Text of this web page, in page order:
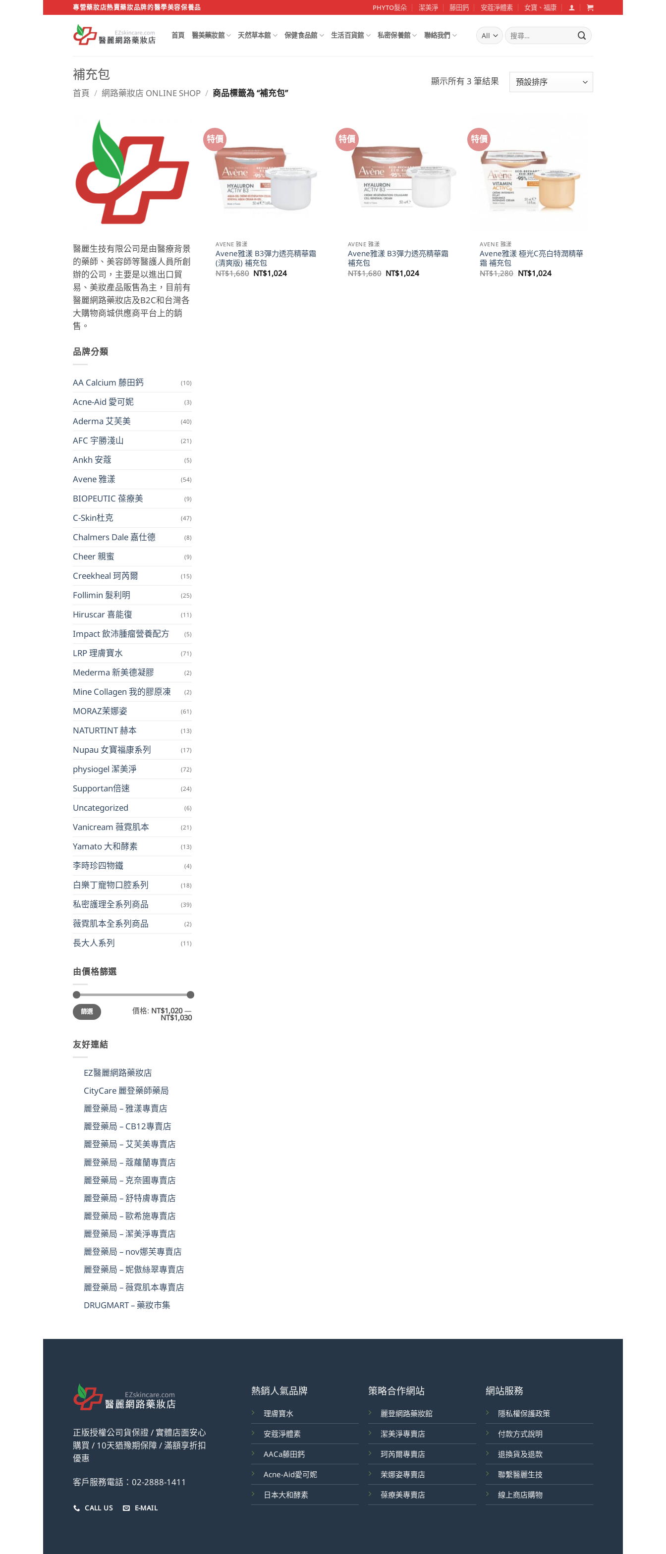
to
專營藥妝店熱賣藥妝品牌的醫學美容保養品 PHYTO髮朵 潔美淨 藤田鈣 安蔻淨體素 女寶、福康
首頁 醫美藥妝館 天然草本館 保健食品館 生活百貨館 私密保養館 聯絡我們
搜
尋
字:
補充包
首頁 / 網路藥妝店 ONLINE SHOP / 商品標籤為 “補充包”
顯示所有 3 筆結果
醫麗生技有限公司是由醫療背景
的藥師、美容師等醫護人員所創
辦的公司，主要是以進出口貿
易、美妝產品販售為主，目前有
醫麗網路藥妝店及B2C和台灣各
大購物商城供應商平台上的銷
售。
品牌分類
AA Calcium 藤田鈣 (10)
Acne-Aid 愛可妮 (3)
Aderma 艾芙美 (40)
AFC 宇勝淺山 (21)
Ankh 安蔻 (5)
Avene 雅漾 (54)
BIOPEUTIC 葆療美 (9)
C-Skin杜克 (47)
Chalmers Dale 嘉仕德 (8)
Cheer 親蜜 (9)
Creekheal 珂芮爾 (15)
Follimin 髮利明 (25)
Hiruscar 喜能復 (11)
Impact 飲沛腫瘤營養配方 (5)
LRP 理膚寶水 (71)
Mederma 新美德凝膠 (2)
Mine Collagen 我的膠原凍 (2)
MORAZ茉娜姿 (61)
NATURTINT 赫本 (13)
Nupau 女寶福康系列 (17)
physiogel 潔美淨 (72)
Supportan倍速 (24)
Uncategorized (6)
Vanicream 薇霓肌本 (21)
Yamato 大和酵素 (13)
李時珍四物鐵 (4)
白樂丁寵物口腔系列 (18)
私密護理全系列商品 (39)
薇霓肌本全系列商品 (2)
長大人系列 (11)
由價格篩選
最
低
價
最
高
價
篩選 價格: NT$1,020—
NT$1,030
友好連結
EZ醫麗網路藥妝店
CityCare 麗登藥師藥局
麗登藥局 – 雅漾專賣店
麗登藥局 – CB12專賣店
麗登藥局 – 艾芙美專賣店
麗登藥局 – 蔻蘿蘭專賣店
麗登藥局 – 克奈圃專賣店
麗登藥局 – 舒特膚專賣店
麗登藥局 – 歐希施專賣店
麗登藥局 – 潔美淨專賣店
麗登藥局 – nov娜芙專賣店
麗登藥局 – 妮傲絲翠專賣店
麗登藥局 – 薇霓肌本專賣店
DRUGMART – 藥妝市集
特價
AVENE 雅漾
Avene雅漾 B3彈力透亮精華霜
(清爽版) 補充包
NT$1,680 原
NT$1,024目
特價
AVENE 雅漾
Avene雅漾 B3彈力透亮精華霜
補充包
NT$1,680 原
NT$1,024目
特價
AVENE 雅漾
Avene雅漾 極光C亮白特潤精華
霜 補充包
NT$1,280 原
NT$1,024目
正版授權公司貨保證 / 實體店面安心
購買 / 10天猶豫期保障 / 滿額享折扣
優惠
客戶服務電話：02-2888-1411
CALL US E-MAIL
熱銷人氣品牌
理膚寶水
安蔻淨體素
AACa藤田鈣
Acne-Aid愛可妮
日本大和酵素
策略合作網站
麗登網路藥妝館
潔美淨專賣店
珂芮爾專賣店
茉娜姿專賣店
葆療美專賣店
網站服務
隱私權保護政策
付款方式說明
退換貨及退款
聯繫醫麗生技
線上商店購物